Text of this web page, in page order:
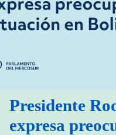
Presidente
expresa